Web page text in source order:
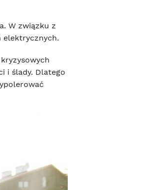
W związku z
elektrycznych.
i ślady. Dlatego